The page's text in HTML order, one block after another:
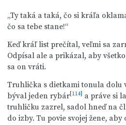
„Ty taká a taká, čo si kráľa
čo sa tebe stane!“
Keď kráľ list prečítal, veľmi sa
Odpísal ale a prikázal, aby
sa on vráti.
Truhlička s dietkami tonula dolu
býval jeden rybár[114] a práve si
truhličku zazrel, sadol hneď na
do izby. Tu povie svojej žene,